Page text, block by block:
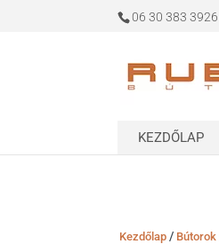
06 30 383 3926
KEZDŐLAP
Kezdőlap / Bútorok